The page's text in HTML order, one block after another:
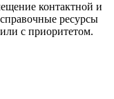
контактной и
ресурсы
с приоритетом.